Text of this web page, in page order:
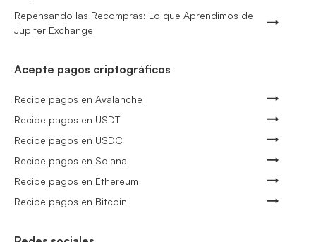
Repensando las Recompras: Lo que Aprendimos de
Jupiter Exchange
Acepte pagos criptográficos
Recibe pagos en Avalanche
Recibe pagos en USDT
Recibe pagos en USDC
Recibe pagos en Solana
Recibe pagos en Ethereum
Recibe pagos en Bitcoin